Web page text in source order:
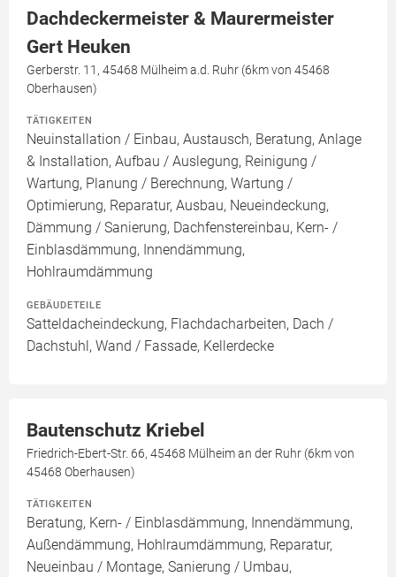
Dachdeckermeister & Maurermeister
Gert Heuken
Gerberstr. 11, 45468 Mülheim a.d. Ruhr (6km von 45468
Oberhausen)
TÄTIGKEITEN
Neuinstallation / Einbau, Austausch, Beratung, Anlage
& Installation, Aufbau / Auslegung, Reinigung /
Wartung, Planung / Berechnung, Wartung /
Optimierung, Reparatur, Ausbau, Neueindeckung,
Dämmung / Sanierung, Dachfenstereinbau, Kern- /
Einblasdämmung, Innendämmung,
Hohlraumdämmung
GEBÄUDETEILE
Satteldacheindeckung, Flachdacharbeiten, Dach /
Dachstuhl, Wand / Fassade, Kellerdecke
Bautenschutz Kriebel
Friedrich-Ebert-Str. 66, 45468 Mülheim an der Ruhr (6km von
45468 Oberhausen)
TÄTIGKEITEN
Beratung, Kern- / Einblasdämmung, Innendämmung,
Außendämmung, Hohlraumdämmung, Reparatur,
Neueinbau / Montage, Sanierung / Umbau,